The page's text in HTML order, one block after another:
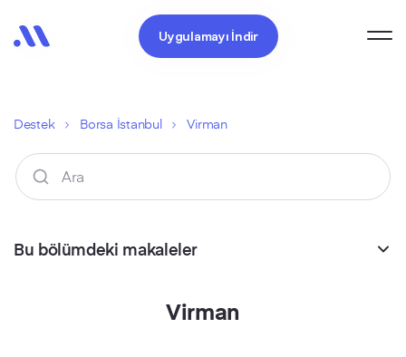
Uygulamayı İndir
Destek Borsa İstanbul Virman
Virman
Bu bölümdeki makaleler